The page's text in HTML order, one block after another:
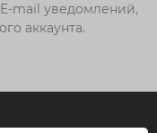
mail уведомлений,
аккаунта.